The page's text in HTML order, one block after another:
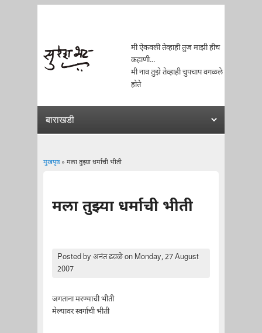
मी ऐकवली तेव्हाही तुज माझी हीच
कहाणी...
मी नाव तुझे तेव्हाही चुपचाप वगळले
होते
मुखपृष्ठ» मला तुझ्या धर्माची भीती
मला तुझ्या धर्माची भीती
Posted byअनंत ढवळेon Monday, 27 August
2007
जगताना मरण्याची भीती
मेल्यावर स्वर्गाची भीती